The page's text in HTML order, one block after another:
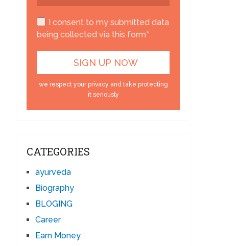
I consent to my submitted data
being collected via this form*
we respect your privacy and take protecting
it seriously
CATEGORIES
ayurveda
Biography
BLOGING
Career
Earn Money